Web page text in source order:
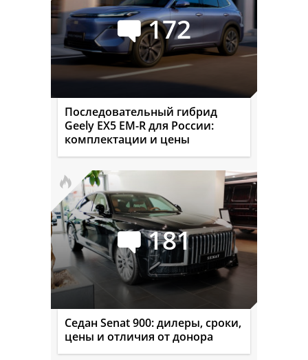
172
Последовательный гибрид
Geely EX5 EM-R для России:
комплектации и цены
181
Седан Senat 900: дилеры, сроки,
цены и отличия от донора